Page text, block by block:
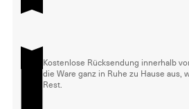
Kostenlose Rücksendung innerhalb
die Ware ganz in Ruhe zu Hause aus,
Rest.